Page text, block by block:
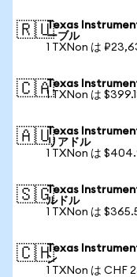
🇷🇺Texas
ーブル
1 TXNon は
🇨🇦Texas
1 TXNon は
🇦🇺Texas
リアドル
1 TXNon は
🇸🇬Texas
ルドル
1 TXNon は
🇨🇭Texas
ン
1 TXNon は CHF